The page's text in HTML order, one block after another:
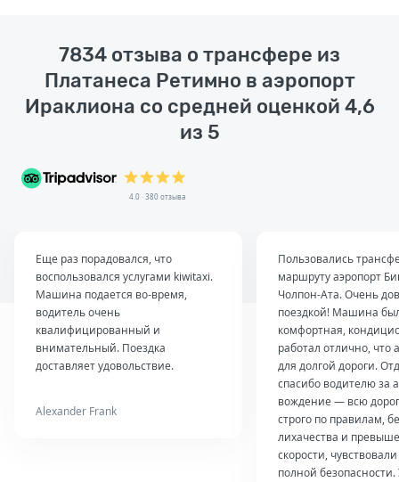
7834 отзыва о трансфере из
Платанеса Ретимно в аэропорт
Ираклиона со средней оценкой 4,6
из 5
4.0 · 380 отзыва
Еще раз порадовался, что
воспользовался услугами kiwitaxi.
Машина подается во-время,
водитель очень
квалифицированный и
внимательный. Поездка
доставляет удовольствие.
Alexander Frank
Пользовались
маршруту аэропорт
Чолпон-Ата. Очень
поездкой! Машина
комфортная,
работал отлично, что
для долгой дороги.
спасибо водителю за
вождение — всю
строго по правилам,
лихачества и
скорости,
полной